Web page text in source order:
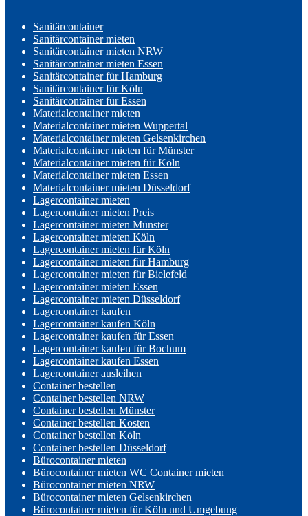
Sanitärcontainer
Sanitärcontainer mieten
Sanitärcontainer mieten NRW
Sanitärcontainer mieten Essen
Sanitärcontainer für Hamburg
Sanitärcontainer für Köln
Sanitärcontainer für Essen
Materialcontainer mieten
Materialcontainer mieten Wuppertal
Materialcontainer mieten Gelsenkirchen
Materialcontainer mieten für Münster
Materialcontainer mieten für Köln
Materialcontainer mieten Essen
Materialcontainer mieten Düsseldorf
Lagercontainer mieten
Lagercontainer mieten Preis
Lagercontainer mieten Münster
Lagercontainer mieten Köln
Lagercontainer mieten für Köln
Lagercontainer mieten für Hamburg
Lagercontainer mieten für Bielefeld
Lagercontainer mieten Essen
Lagercontainer mieten Düsseldorf
Lagercontainer kaufen
Lagercontainer kaufen Köln
Lagercontainer kaufen für Essen
Lagercontainer kaufen für Bochum
Lagercontainer kaufen Essen
Lagercontainer ausleihen
Container bestellen
Container bestellen NRW
Container bestellen Münster
Container bestellen Kosten
Container bestellen Köln
Container bestellen Düsseldorf
Bürocontainer mieten
Bürocontainer mieten WC Container mieten
Bürocontainer mieten NRW
Bürocontainer mieten Gelsenkirchen
Bürocontainer mieten für Köln und Umgebung